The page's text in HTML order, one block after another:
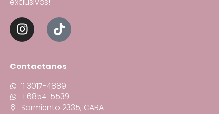
exclusivas!
Contactanos
11 3017-4889
11 6854-5539
Sarmiento 2335, CABA